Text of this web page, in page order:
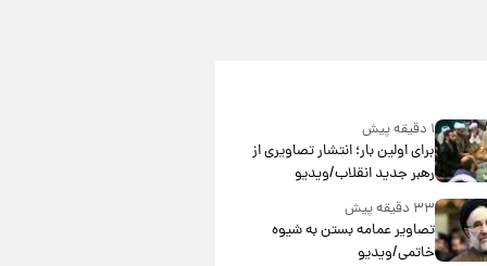
۱ دقیقه پیش
برای اولین بار؛ انتشار تصاویری از
رهبر جدید انقلاب/ویدیو
۳۳ دقیقه پیش
تصاویر عمامه بستن به شیوه
خاتمی/ویدیو